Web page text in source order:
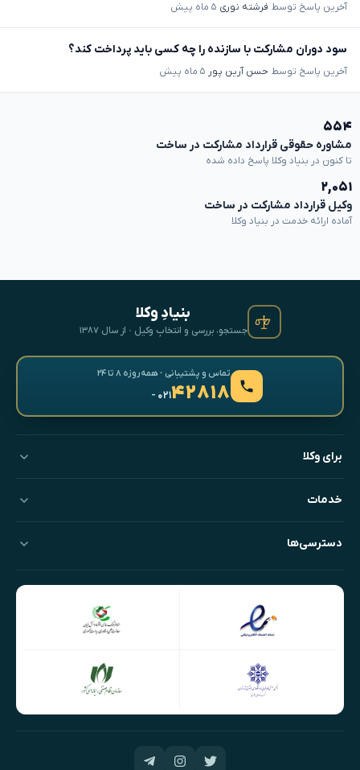
آخرین پاسخ توسط فرشته نوری ۵ ماه پیش
سود دوران مشارکت با سازنده را چه کسی باید پرداخت کند؟
آخرین پاسخ توسط حسن آرین پور ۵ ماه پیش
۵۵۴
مشاوره حقوقی قرارداد مشارکت در ساخت
تا کنون در بنیاد وکلا پاسخ داده شده
۲,۰۵۱
وکیل قرارداد مشارکت در ساخت
آماده ارائه خدمت در بنیاد وکلا
بنیادِ وکلا
جستجو، بررسی و انتخابِ وکیل · از سال ۱۳۸۷
تماس و پشتیبانی · همه‌روزه ۸ تا ۲۴
۴۲۸۱۸- ۰۲۱
برای وکلا
خدمات
دسترسی‌ها